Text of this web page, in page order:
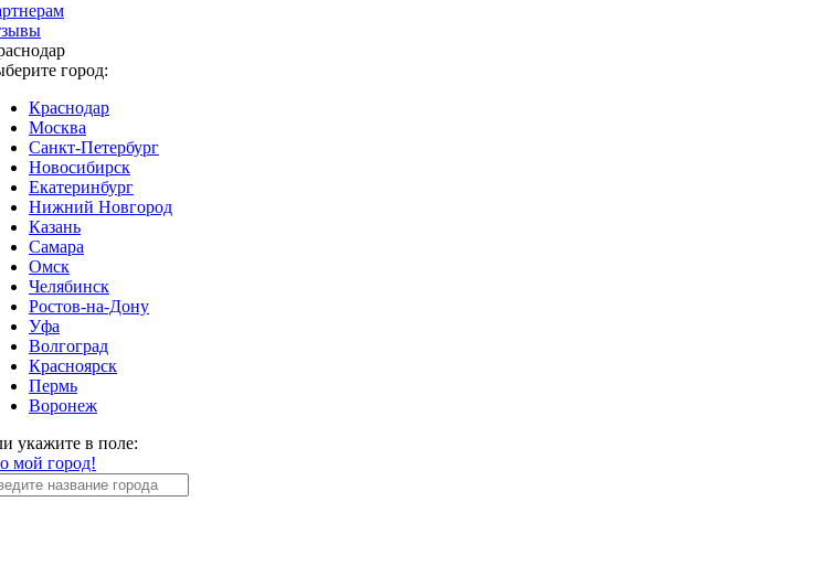
город:
Краснодар
Москва
Санкт-Петербург
Новосибирск
Екатеринбург
Нижний Новгород
Казань
Самара
Омск
Челябинск
Ростов-на-Дону
Уфа
Волгоград
Красноярск
Пермь
Воронеж
укажите в поле:
мой город!